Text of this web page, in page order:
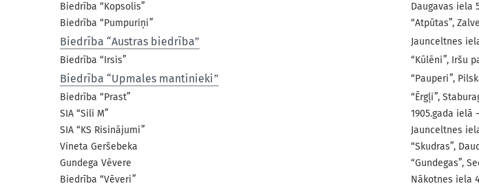
Biedrība “Kopsolis”
Daugavas iela
Biedrība “Pumpuriņi”
“Atpūtas”,
Biedrība “Austras biedrība”
Jaunceltnes
Biedrība “Irsis”
“Kūlēni”, Iršu
Biedrība “Upmales mantinieki”
“Pauperi”,
Biedrība “Prast”
“Ērgļi”,
SIA “Sili M”
1905.gada ielā
SIA “KS Risinājumi”
Jaunceltnes
Vineta Geršebeka
“Skudras”,
Gundega Vēvere
“Gundegas”,
Biedrība “Vēveri”
Nākotnes iela